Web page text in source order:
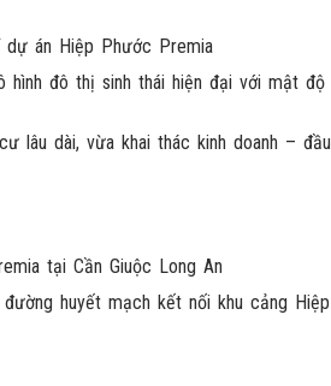
đô thị sinh thái hiện đại với mật
lâu dài, vừa khai thác kinh doanh –
huyết mạch kết nối khu cảng